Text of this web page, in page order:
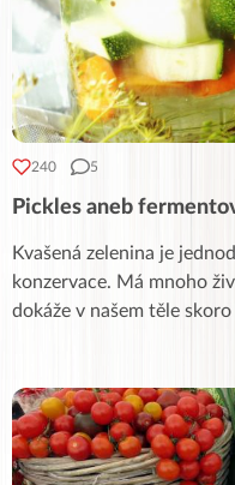
240 5
Pickles aneb
Kvašená zelenina je
konzervace. Má mnoho
dokáže v našem těle skoro